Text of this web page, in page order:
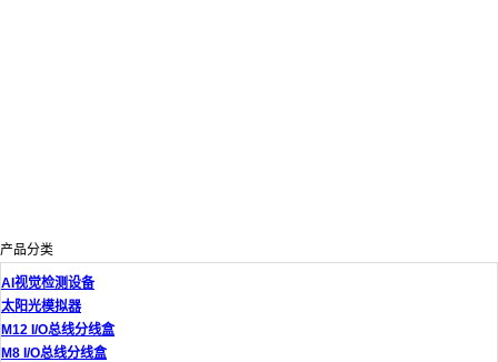
产品分类
AI视觉检测设备
太阳光模拟器
M12 I/O总线分线盒
M8 I/O总线分线盒